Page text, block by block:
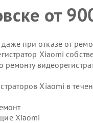
от
даже при отказе от
Xiaomi
ремонту
Xiaomi в
Xiaomi